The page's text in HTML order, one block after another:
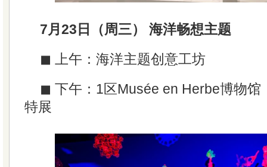
7月23日（周三） 海洋畅想主题
◼ 上午：海洋主题创意工坊
◼ 下午：1区Musée en Herbe博物馆
特展